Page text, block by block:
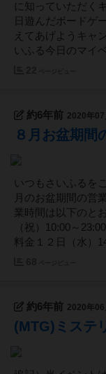
に知っていただく
日遊んだボードゲ
えてあげようキャ
いふる今日のマイ
約6年前 2020年07
８月お盆期間
いつもさいふるを
月のお盆期間の営
業時間は以下のと
（祝）10:00～
料金１２日（水）
約6年前 2020年06
(MTG)ミステ